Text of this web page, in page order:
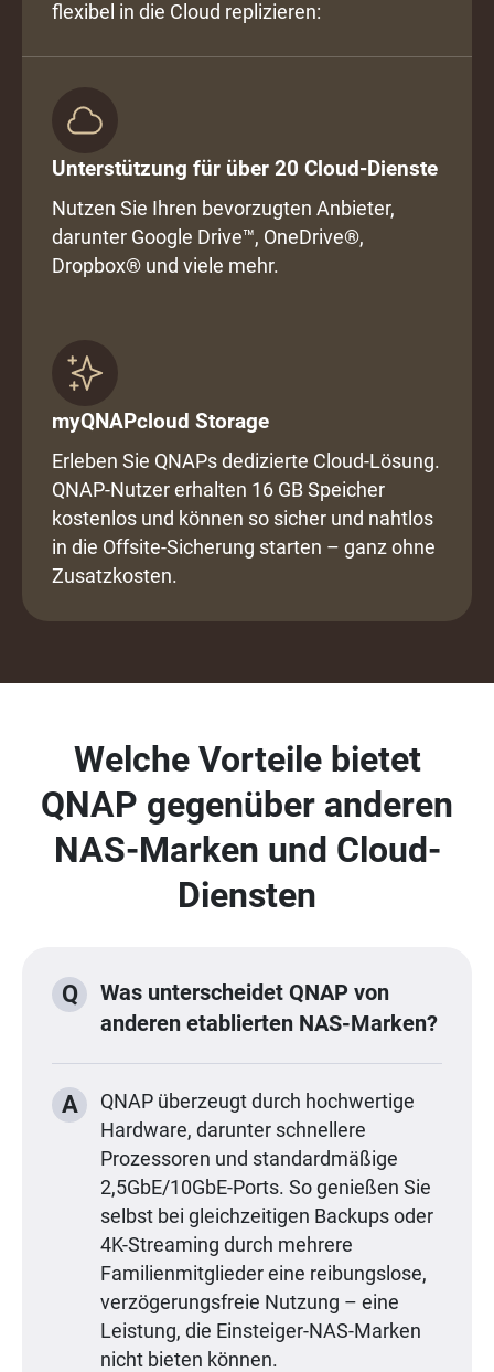
flexibel in die Cloud replizieren:
Unterstützung für über 20 Cloud-Dienste
Nutzen Sie Ihren bevorzugten Anbieter,
darunter Google Drive™, OneDrive®,
Dropbox® und viele mehr.
myQNAPcloud Storage
Erleben Sie QNAPs dedizierte Cloud-Lösung.
QNAP-Nutzer erhalten 16 GB Speicher
kostenlos und können so sicher und nahtlos
in die Offsite-Sicherung starten – ganz ohne
Zusatzkosten.
Welche Vorteile bietet
QNAP gegenüber anderen
NAS-Marken und Cloud-
Diensten
Q
Was unterscheidet QNAP von
anderen etablierten NAS-Marken?
A
QNAP überzeugt durch hochwertige
Hardware, darunter schnellere
Prozessoren und standardmäßige
2,5GbE/10GbE-Ports. So genießen Sie
selbst bei gleichzeitigen Backups oder
4K-Streaming durch mehrere
Familienmitglieder eine reibungslose,
verzögerungsfreie Nutzung – eine
Leistung, die Einsteiger-NAS-Marken
nicht bieten können.